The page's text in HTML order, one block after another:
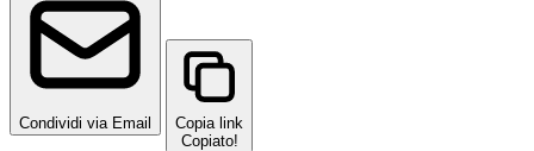
Condividi via Email
Copia link
Copiato!